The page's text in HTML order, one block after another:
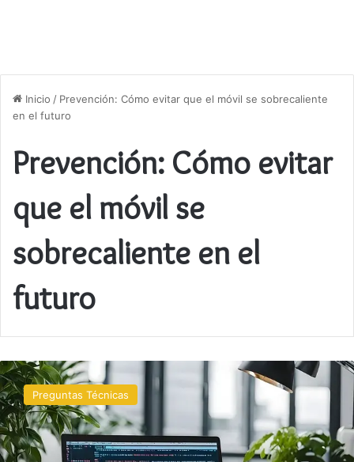
Inicio / Prevención: Cómo evitar que el móvil se sobrecaliente
en el futuro
Prevención: Cómo evitar
que el móvil se
sobrecaliente en el
futuro
Qué
hacer
cuando
el
móvil
se
Preguntas Técnicas